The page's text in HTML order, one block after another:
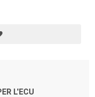
L'ECU